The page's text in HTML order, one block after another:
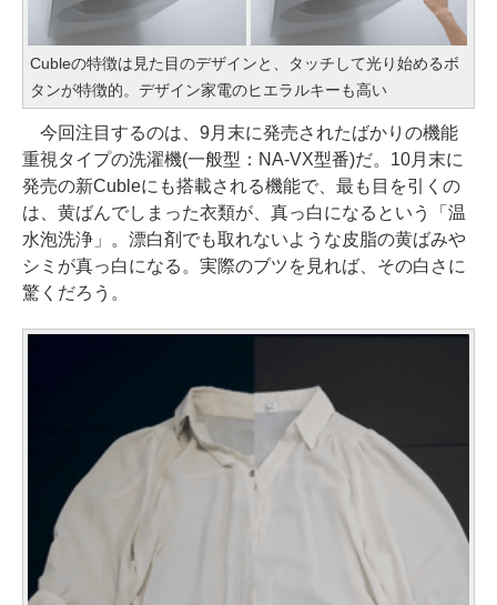
Cubleの特徴は見た目のデザインと、タッチして光り始めるボ
タンが特徴的。デザイン家電のヒエラルキーも高い
今回注目するのは、9月末に発売されたばかりの機能
重視タイプの洗濯機(一般型：NA-VX型番)だ。10月末に
発売の新Cubleにも搭載される機能で、最も目を引くの
は、黄ばんでしまった衣類が、真っ白になるという「温
水泡洗浄」。漂白剤でも取れないような皮脂の黄ばみや
シミが真っ白になる。実際のブツを見れば、その白さに
驚くだろう。